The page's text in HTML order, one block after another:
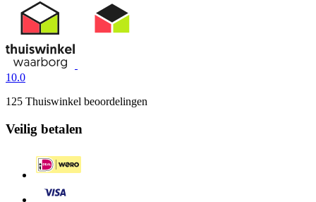
10.0
125 Thuiswinkel beoordelingen
Veilig betalen